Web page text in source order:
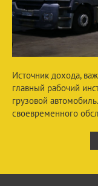
Источник дохода,
главный рабочий
грузовой
своевременного